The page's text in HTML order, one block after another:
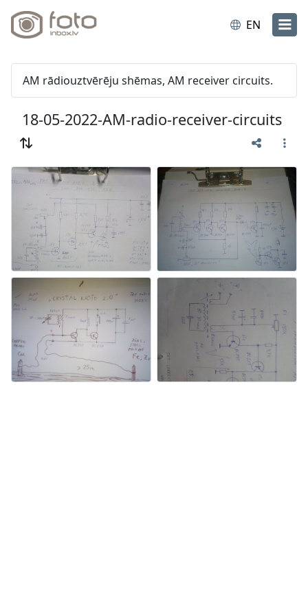
EN
AM rādiouztvērēju shēmas, AM receiver circuits.
18-05-2022-AM-radio-receiver-circuits